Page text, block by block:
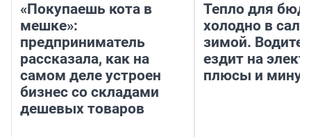
«Покупаешь кота в
мешке»:
предприниматель
рассказала, как на
самом деле устроен
бизнес со складами
дешевых товаров
Тепло для
холодно в
зимой.
ездит на
плюсы и